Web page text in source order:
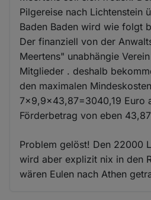
Pilgereise nach Lichtenstein
Baden Baden wird wie folgt
Der finanziell von der
Meertens" unabhängie
Mitglieder . deshalb
den maximalen
7x9,9x43,87=3040,19 Euro
Förderbetrag von eben
Problem gelöst! Den 22000
wird aber explizit nix in den
wären Eulen nach Athen